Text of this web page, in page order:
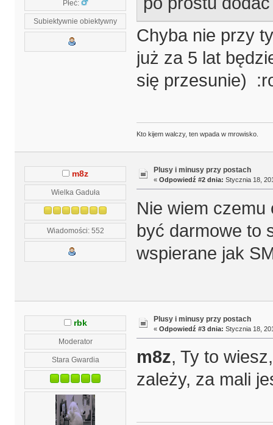
Płeć:
Subiektywnie obiektywny
Chyba nie przy
już za 5 lat
się przesunie)
Kto kijem walczy, ten wpada w mrowisko.
m8z
Wielka Gaduła
Wiadomości: 552
Plusy i minusy przy postach
« Odpowiedź #2 dnia: Stycznia 18,
Nie wiem czemu
być darmowe to
wspierane jak
rbk
Moderator
Stara Gwardia
Plusy i minusy przy postach
« Odpowiedź #3 dnia: Stycznia 18,
m8z, Ty to
zależy, za mali